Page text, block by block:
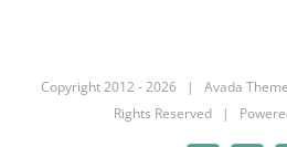
2026 | Avada
Rights Reserved |